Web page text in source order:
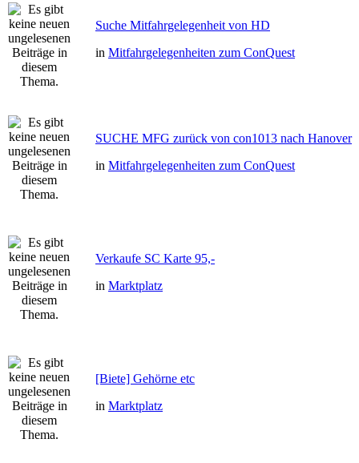
Suche Mitfahrgelegenheit von HD
in Mitfahrgelegenheiten zum ConQuest
SUCHE MFG zurück von con1013 nach Hanover
in Mitfahrgelegenheiten zum ConQuest
Verkaufe SC Karte 95,-
in Marktplatz
[Biete] Gehörne etc
in Marktplatz